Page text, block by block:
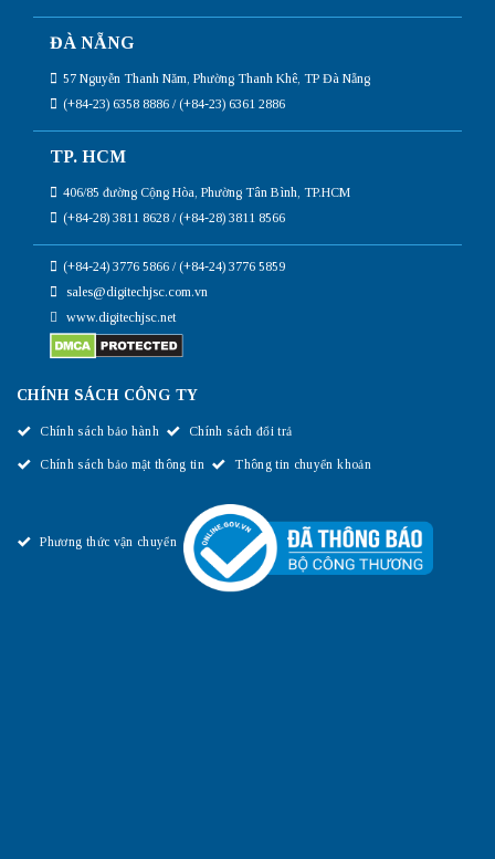
ĐÀ NẴNG
57 Nguyễn Thanh Năm, Phường Thanh Khê, TP Đà Nẵng
(+84-23) 6358 8886 / (+84-23) 6361 2886
TP. HCM
406/85 đường Cộng Hòa, Phường Tân Bình, TP.HCM
(+84-28) 3811 8628 / (+84-28) 3811 8566
(+84-24) 3776 5866 / (+84-24) 3776 5859
sales@digitechjsc.com.vn
www.digitechjsc.net
CHÍNH SÁCH CÔNG TY
Chính sách bảo hành Chính sách đổi trả
Chính sách bảo mật thông tin Thông tin chuyển khoản
Phương thức vận chuyển